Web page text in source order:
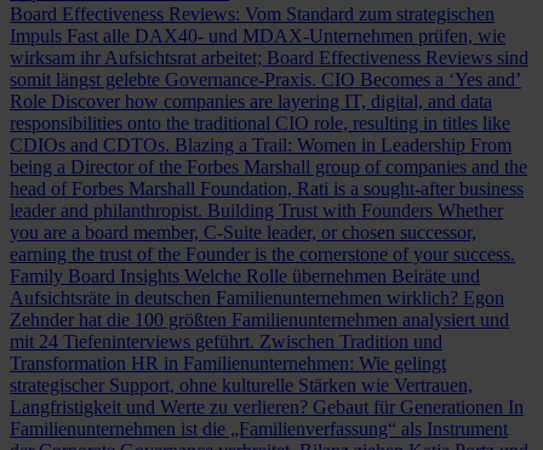
Board Effectiveness Reviews: Vom Standard zum strategischen
Impuls Fast alle DAX40- und MDAX-Unternehmen prüfen, wie
wirksam ihr Aufsichtsrat arbeitet; Board Effectiveness Reviews sind
somit längst gelebte Governance-Praxis. CIO Becomes a ‘Yes and’
Role Discover how companies are layering IT, digital, and data
responsibilities onto the traditional CIO role, resulting in titles like
CDIOs and CDTOs. Blazing a Trail: Women in Leadership From
being a Director of the Forbes Marshall group of companies and the
head of Forbes Marshall Foundation, Rati is a sought-after business
leader and philanthropist. Building Trust with Founders Whether
you are a board member, C-Suite leader, or chosen successor,
earning the trust of the Founder is the cornerstone of your success.
Family Board Insights Welche Rolle übernehmen Beiräte und
Aufsichtsräte in deutschen Familienunternehmen wirklich? Egon
Zehnder hat die 100 größten Familienunternehmen analysiert und
mit 24 Tiefeninterviews geführt. Zwischen Tradition und
Transformation HR in Familienunternehmen: Wie gelingt
strategischer Support, ohne kulturelle Stärken wie Vertrauen,
Langfristigkeit und Werte zu verlieren? Gebaut für Generationen In
Familienunternehmen ist die „Familienverfassung“ als Instrument